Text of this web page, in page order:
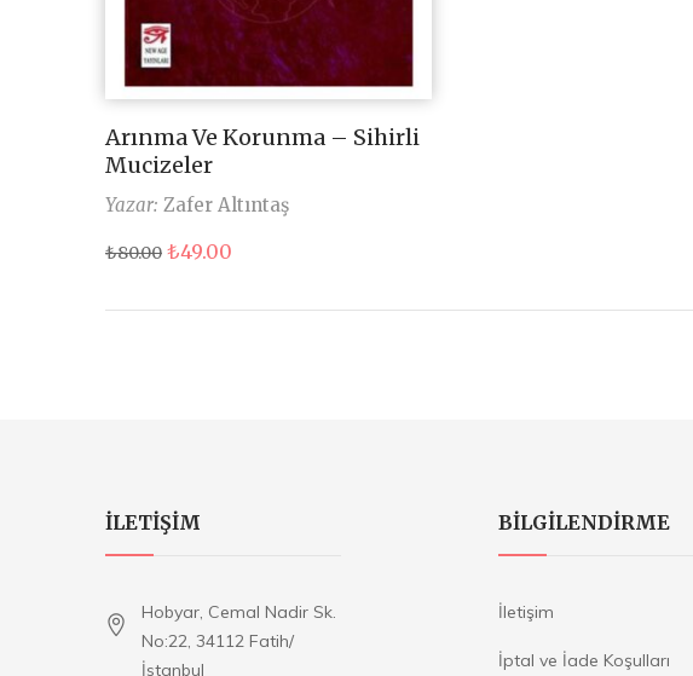
Arınma Ve Korunma – Sihirli
Mucizeler
Yazar: Zafer Altıntaş
₺80.00 Orijinal
₺49.00
₺49.00.
ILETIŞIM
Hobyar, Cemal Nadir Sk.
No:22, 34112 Fatih/
İstanbul
BILGILENDIRME
İletişim
İptal ve İade Koşulları